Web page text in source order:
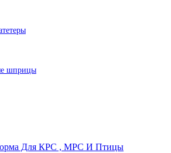
шприцы
Для КРС , МРС И Птицы